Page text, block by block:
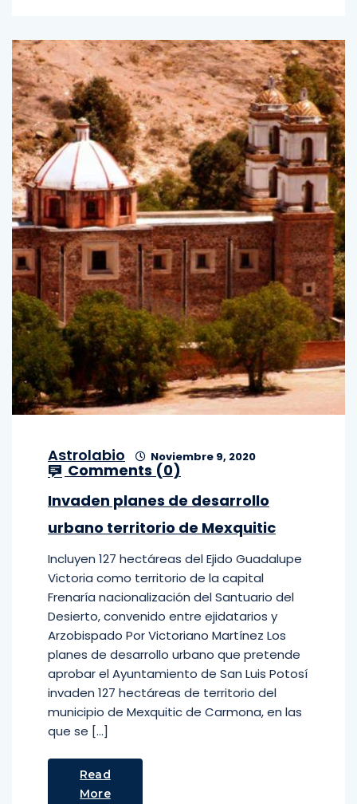
Astrolabio Noviembre 9, 2020
Comments (0)
Invaden planes de desarrollo
urbano territorio de Mexquitic
Incluyen 127 hectáreas del Ejido Guadalupe
Victoria como territorio de la capital
Frenaría nacionalización del Santuario del
Desierto, convenido entre ejidatarios y
Arzobispado Por Victoriano Martínez Los
planes de desarrollo urbano que pretende
aprobar el Ayuntamiento de San Luis Potosí
invaden 127 hectáreas de territorio del
municipio de Mexquitic de Carmona, en las
que se […]
Read
More